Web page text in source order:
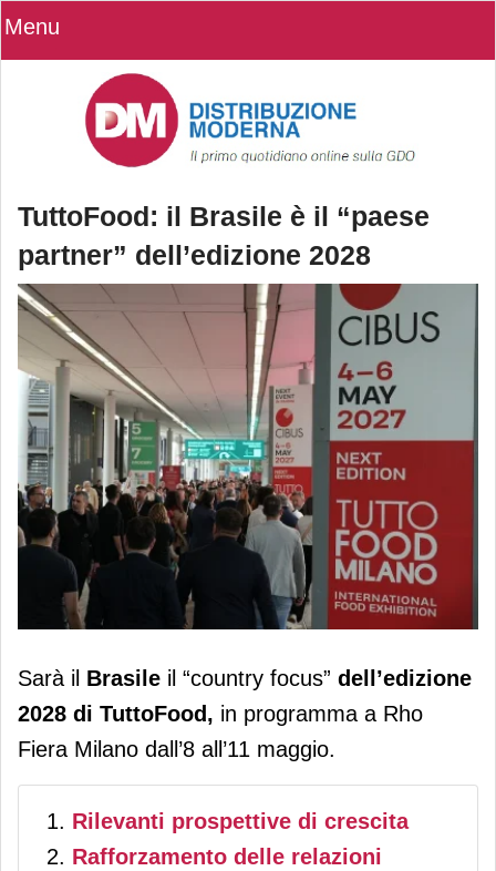
Menu
TuttoFood: il Brasile è il “paese
partner” dell’edizione 2028
TuttoFood: il Brasile è il “paese
partner” dell’edizione 2028
Sarà il Brasile il “country focus” dell’edizione
2028 di TuttoFood, in programma a Rho
Fiera Milano dall’8 all’11 maggio.
Rilevanti prospettive di crescita
Rafforzamento delle relazioni